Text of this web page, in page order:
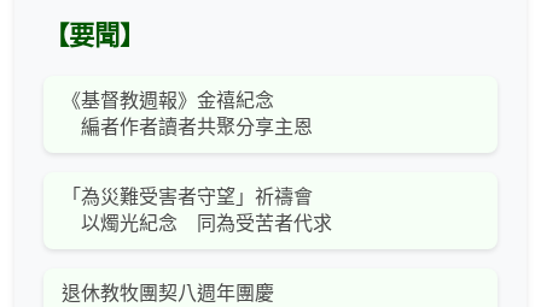
【要聞】
《基督教週報》金禧紀念
編者作者讀者共聚分享主恩
「為災難受害者守望」祈禱會
以燭光紀念 同為受苦者代求
退休教牧團契八週年團慶